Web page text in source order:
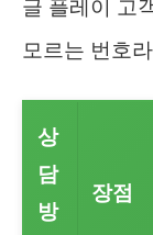
글 플레이 고
모르는 번호
상
담
방
장점